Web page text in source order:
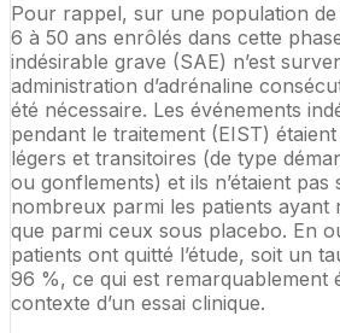
Pour rappel, sur une population de
6 à 50 ans enrôlés dans cette
indésirable grave (SAE) n’est
administration d’adrénaline
été nécessaire. Les événements
pendant le traitement (EIST)
légers et transitoires (de type
ou gonflements) et ils n’étaient pas
nombreux parmi les patients ayant
que parmi ceux sous placebo. En
patients ont quitté l’étude, soit un
96 %, ce qui est remarquablement
contexte d’un essai clinique.